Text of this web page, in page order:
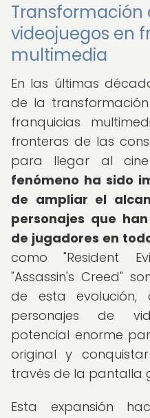
Transformación
videojuegos en
multimedia
En las últimas
de la
franquicias
fronteras de las
para llegar al
fenómeno ha sido
de ampliar el
personajes que
de jugadores en
como "Resident
"Assassin's Creed"
de esta evolución,
personajes de
potencial enorme
original y
través de la pantalla
Esta expansión